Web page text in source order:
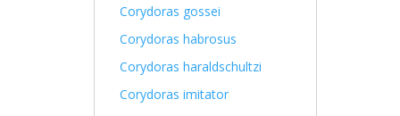
Corydoras gossei
Corydoras habrosus
Corydoras haraldschultzi
Corydoras imitator